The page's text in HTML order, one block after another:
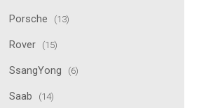
Porsche (13)
Rover (15)
SsangYong (6)
Saab (14)